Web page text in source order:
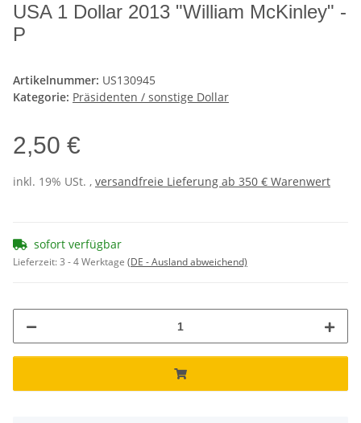
USA 1 Dollar 2013 "William McKinley" -
P
Artikelnummer: US130945
Kategorie: Präsidenten / sonstige Dollar
2,50 €
inkl. 19% USt. , versandfreie Lieferung ab 350 € Warenwert
sofort verfügbar
Lieferzeit:3 - 4 Werktage (DE - Ausland abweichend)